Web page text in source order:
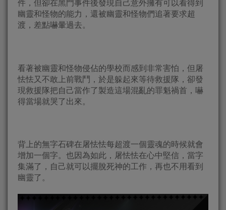
件，但卻在黑門事件後發現自己意外擁有可以看得到
幽靈和怪物的能力，還被幽靈和怪物們追著要求超
渡，差點嚇暈過去。
看著被幽靈和怪物侵佔的學校而感到非常害怕，但屠
怯怯又不敢上前戰鬥，於是躲起來等待救援隊，卻發
現救援隊把自己當作了製造這場混亂的罪魁禍首，嚇
得當場就哭了出來。
背上的無字石碑在屠怯怯每超渡一個靈魂的時候就會
增加一個字。也因為如此，屠怯怯在心中堅信，當字
集滿了，自己就可以擺脫死神的工作，再也不用看到
幽靈了。